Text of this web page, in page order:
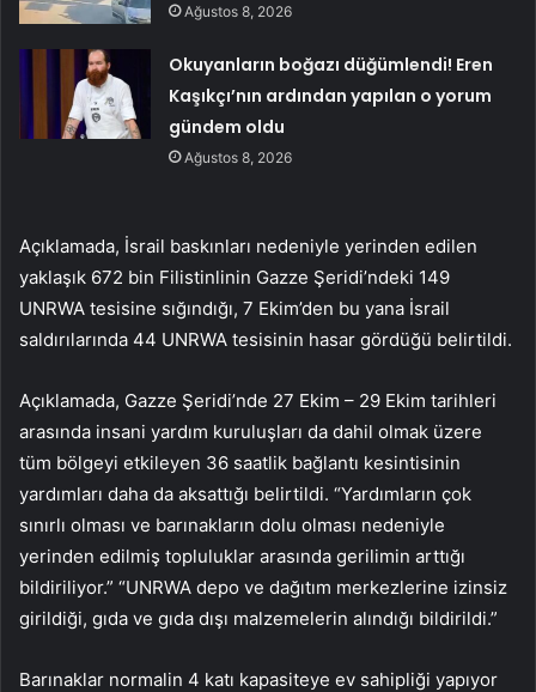
Ağustos 8, 2026
Okuyanların boğazı düğümlendi! Eren
Kaşıkçı’nın ardından yapılan o yorum
gündem oldu
Ağustos 8, 2026
Açıklamada, İsrail baskınları nedeniyle yerinden edilen
yaklaşık 672 bin Filistinlinin Gazze Şeridi’ndeki 149
UNRWA tesisine sığındığı, 7 Ekim’den bu yana İsrail
saldırılarında 44 UNRWA tesisinin hasar gördüğü belirtildi.
Açıklamada, Gazze Şeridi’nde 27 Ekim – 29 Ekim tarihleri ​​
arasında insani yardım kuruluşları da dahil olmak üzere
tüm bölgeyi etkileyen 36 saatlik bağlantı kesintisinin
yardımları daha da aksattığı belirtildi. “Yardımların çok
sınırlı olması ve barınakların dolu olması nedeniyle
yerinden edilmiş topluluklar arasında gerilimin arttığı
bildiriliyor.” “UNRWA depo ve dağıtım merkezlerine izinsiz
girildiği, gıda ve gıda dışı malzemelerin alındığı bildirildi.”
Barınaklar normalin 4 katı kapasiteye ev sahipliği yapıyor